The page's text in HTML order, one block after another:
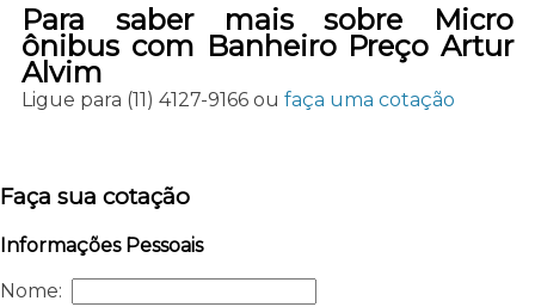
Para saber mais sobre Micro
ônibus com Banheiro Preço Artur
Alvim
Ligue para (11) 4127-9166ou faça uma cotação
Faça sua cotação
Informações Pessoais
Nome: